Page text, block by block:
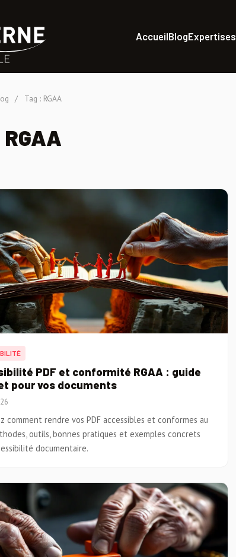
AccueilBlogExpertises
/ Tag : RGAA
PDF et conformité RGAA : guide
pour vos documents
comment rendre vos PDF accessibles et conformes au
outils, bonnes pratiques et exemples concrets
documentaire.